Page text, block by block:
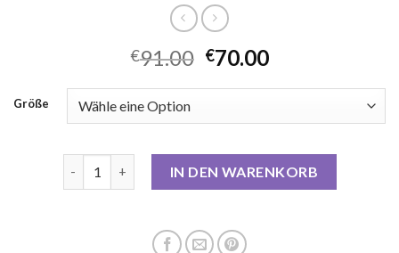
€91.00 €70.00
Größe
IN DEN WARENKORB